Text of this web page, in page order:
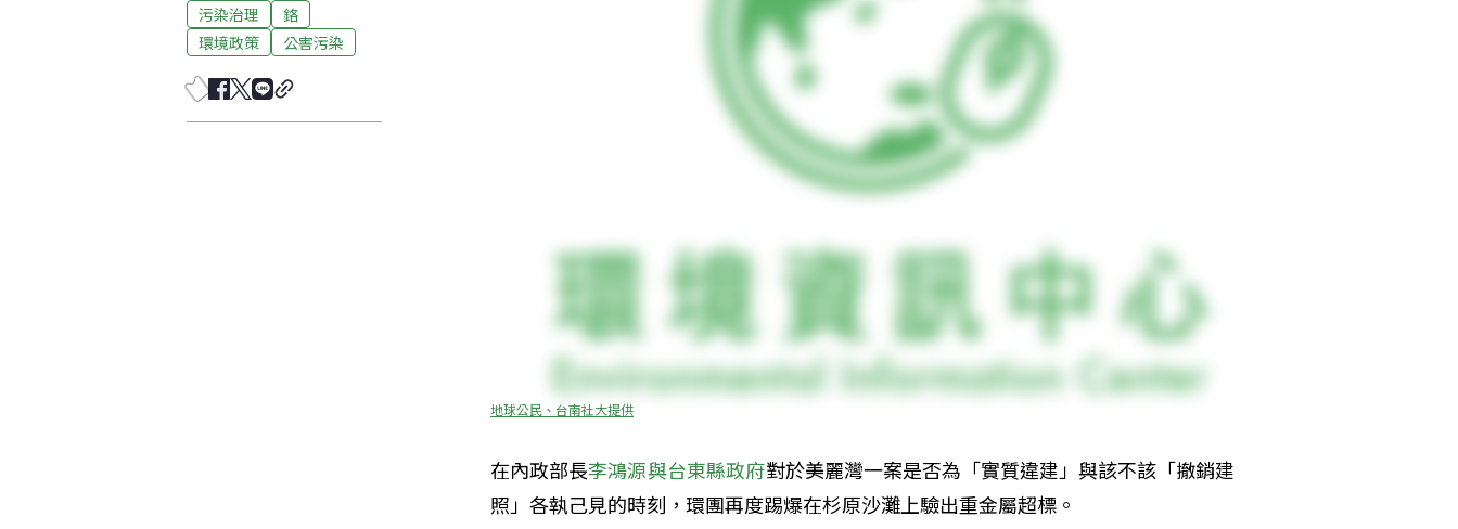
污染治理
鉻
環境政策
公害污染
地球公民、台南社大提供
在內政部長李鴻源與台東縣政府對於美麗灣一案是否為「實質違建」與該不該「撤銷建
照」各執己見的時刻，環團再度踢爆在杉原沙灘上驗出重金屬超標。